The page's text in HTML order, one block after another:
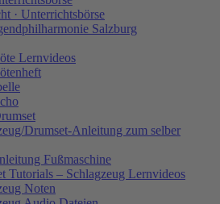
· Unterrichtsbörse
Salzburg
Lernvideos
Drumset-Anleitung zum selber
Fußmaschine
Tutorials – Schlagzeug Lernvideos
Noten